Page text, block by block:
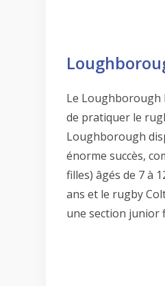
Le Loughborough
de pratiquer le
Loughborough
énorme succès,
filles) âgés de 7 à
ans et le rugby
une section junior